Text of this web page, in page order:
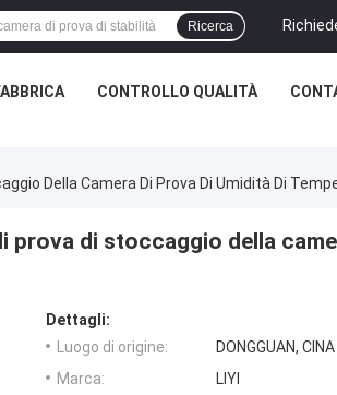
Ricerca
CONTROLLO QUALITÀ
Della Camera Di Prova Di Umidità Di
prova di stoccaggio della
Dettagli:
Luogo di origine:
DONGGUAN, CINA
Marca:
LIYI